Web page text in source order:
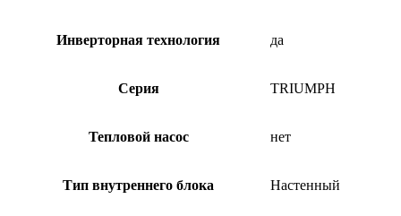
Инверторная технология да
Серия TRIUMPH
Тепловой насос нет
Тип внутреннего блока Настенный